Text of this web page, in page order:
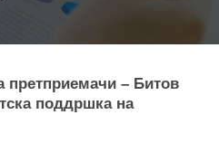
претприемачи – Битов
поддршка на